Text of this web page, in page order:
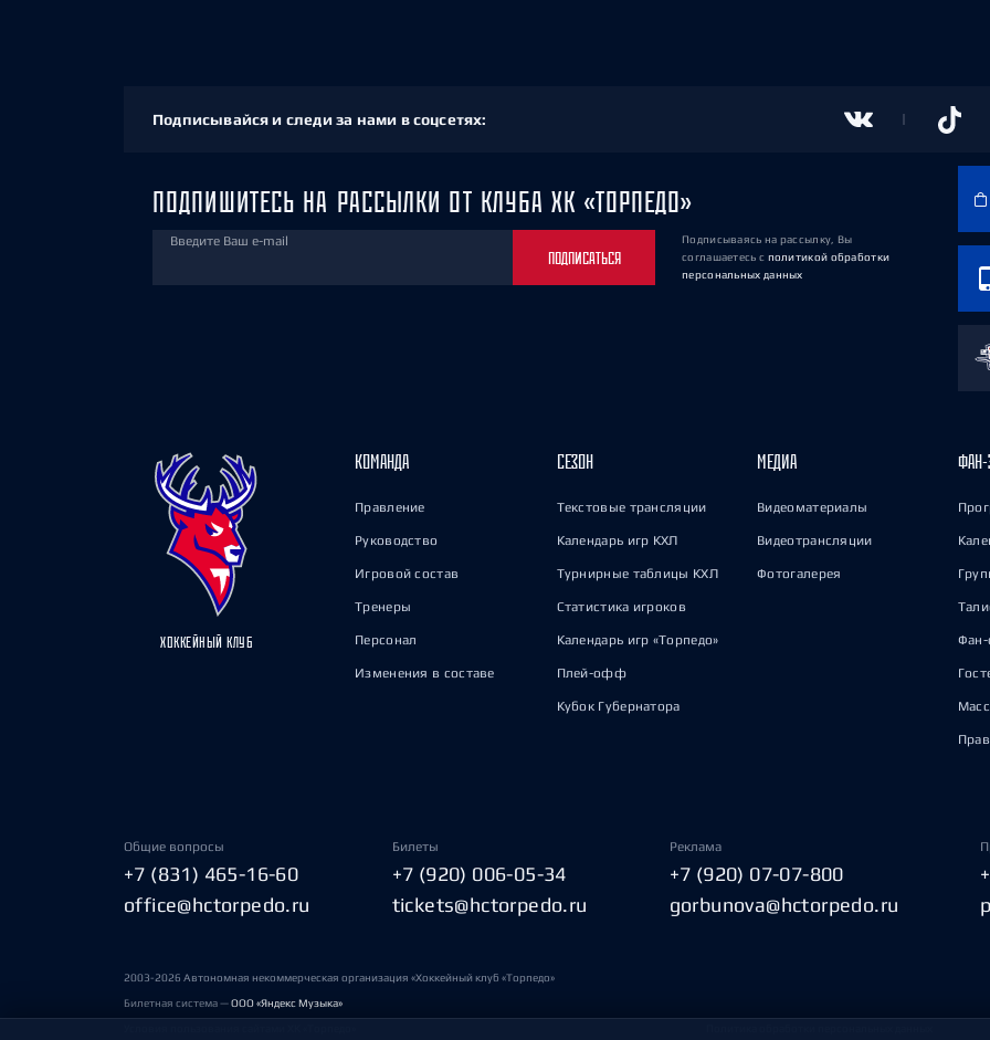
Подписывайся и следи за нами в соцсетях:
ПОДПИШИТЕСЬ НА РАССЫЛКИ ОТ КЛУБА ХК «ТОРПЕДО»
Введите Ваш e-mail
ПОДПИСАТЬСЯ
Подписываясь на рассылку, Вы
соглашаетесь с политикой обработки
персональных данных
ХОККЕЙНЫЙ КЛУБ
КОМАНДА
Правление
Руководство
Игровой состав
Тренеры
Персонал
Изменения в составе
СЕЗОН
Текстовые трансляции
Календарь игр КХЛ
Турнирные таблицы КХЛ
Статистика игроков
Календарь игр «Торпедо»
Плей-офф
Кубок Губернатора
МЕДИА
Видеоматериалы
Видеотрансляции
Фотогалерея
ФАН-
Фан-
Общие вопросы
+7 (831) 465-16-60
office@hctorpedo.ru
Билеты
+7 (920) 006-05-34
tickets@hctorpedo.ru
Реклама
+7 (920) 07-07-800
gorbunova@hctorpedo.ru
2003-2026 Автономная некоммерческая организация «Хоккейный клуб «Торпедо»
Билетная система —ООО «Яндекс Музыка»